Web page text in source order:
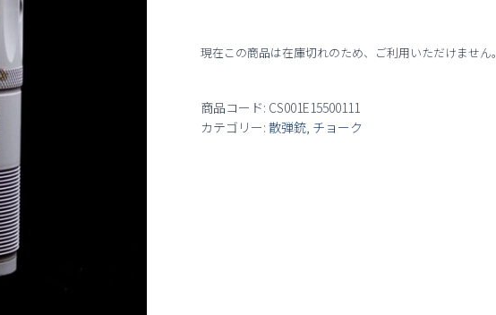
現在この商品は在庫切れのため、ご利用いただけません。
商品コード: CS001E15500111
カテゴリー:散弾銃, チョーク